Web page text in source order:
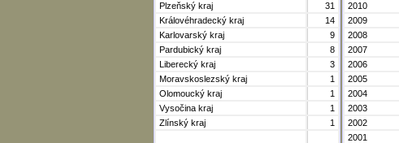
Plzeňský kraj
31
Královéhradecký kraj
14
Karlovarský kraj
9
Pardubický kraj
8
Liberecký kraj
3
Moravskoslezský kraj
1
Olomoucký kraj
1
Vysočina kraj
1
Zlínský kraj
1
2010
2009
2008
2007
2006
2005
2004
2003
2002
2001